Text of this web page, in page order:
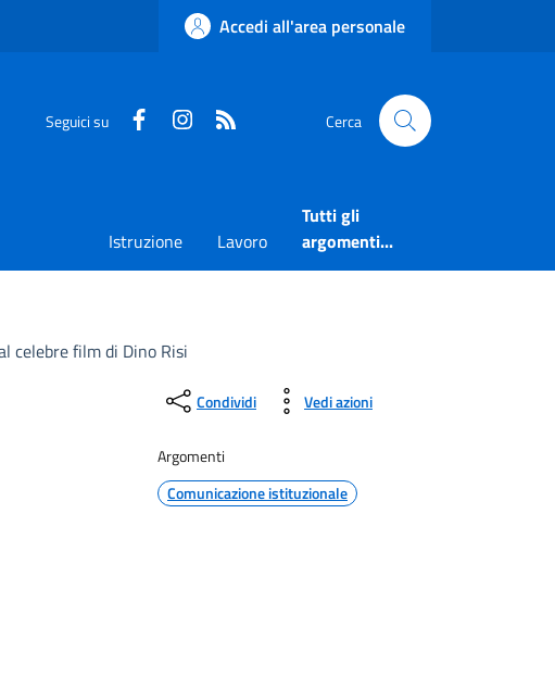
Accedi all'area personale
Seguici su FaceboookInstagram Cerca
Istruzione Lavoro
Tutti gli
argomenti...
celebre film di Dino Risi
Condividi Vedi azioni
Argomenti
Comunicazione istituzionale